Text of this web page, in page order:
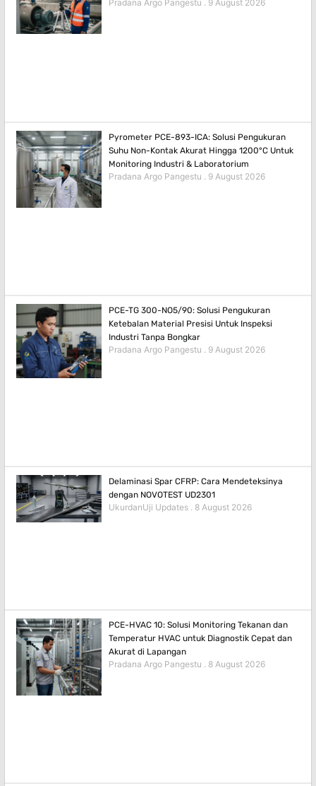
Pradana Argo Pangestu 9 August 2026
Pyrometer PCE-893-ICA: Solusi Pengukuran
Suhu Non-Kontak Akurat Hingga 1200°C Untuk
Monitoring Industri & Laboratorium
Pradana Argo Pangestu 9 August 2026
PCE-TG 300-NO5/90: Solusi Pengukuran
Ketebalan Material Presisi Untuk Inspeksi
Industri Tanpa Bongkar
Pradana Argo Pangestu 9 August 2026
Delaminasi Spar CFRP: Cara Mendeteksinya
dengan NOVOTEST UD2301
UkurdanUji Updates 8 August 2026
PCE-HVAC 10: Solusi Monitoring Tekanan dan
Temperatur HVAC untuk Diagnostik Cepat dan
Akurat di Lapangan
Pradana Argo Pangestu 8 August 2026